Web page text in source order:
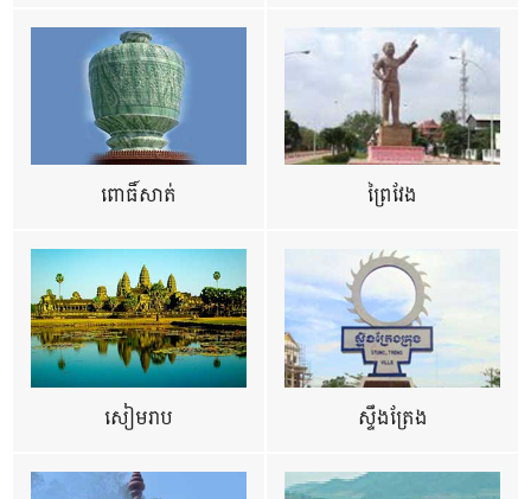
ពោធិ៍សាត់ ព្រៃវែង
សៀមរាប ស្ទឹងត្រែង